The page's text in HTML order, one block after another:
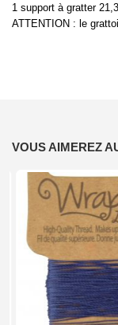
1 support à gratter
ATTENTION : le
VOUS AIMEREZ